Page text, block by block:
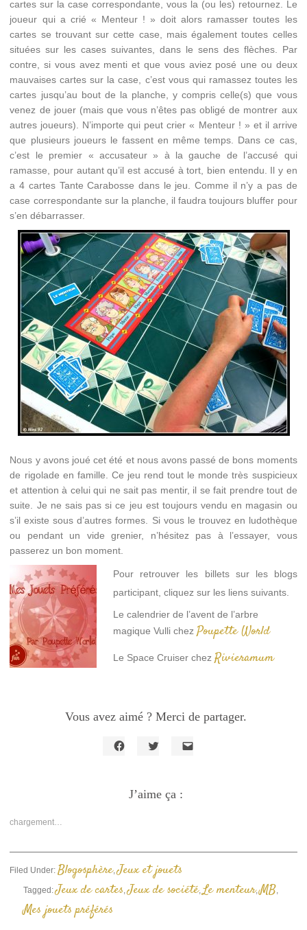
cartes sur la case correspondante, vous la (ou les) retournez. Le
joueur qui a crié « Menteur ! » doit alors ramasser toutes les
cartes se trouvant sur cette case, mais également toutes celles
situées sur les cases suivantes, dans le sens des flèches. Par
contre, si vous avez menti et que vous aviez posé une ou deux
mauvaises cartes sur la case, c’est vous qui ramassez toutes les
cartes jusqu’au bout de la planche, y compris celle(s) que vous
venez de jouer (mais que vous n’êtes pas obligé de montrer aux
autres joueurs). N’importe qui peut crier « Menteur ! » et il arrive
que plusieurs joueurs le fassent en même temps. Dans ce cas,
c’est le premier « accusateur » à la gauche de l’accusé qui
ramasse, pour autant qu’il est accusé à tort, bien entendu. Il y en
a 4 cartes Tante Carabosse dans le jeu. Comme il n’y a pas de
case correspondante sur la planche, il faudra toujours bluffer pour
s’en débarrasser.
Nous y avons joué cet été et nous avons passé de bons moments
de rigolade en famille. Ce jeu rend tout le monde très suspicieux
et attention à celui qui ne sait pas mentir, il se fait prendre tout de
suite. Je ne sais pas si ce jeu est toujours vendu en magasin ou
s’il existe sous d’autres formes. Si vous le trouvez en ludothèque
ou pendant un vide grenier, n’hésitez pas à l’essayer, vous
passerez un bon moment.
Pour retrouver les billets sur les blogs
participant, cliquez sur les liens suivants.
Le calendrier de l’avent de l’arbre
magique Vulli chezPoupette World
Le Space Cruiser chezRivieramum
Vous avez aimé ? Merci de partager.
Facebook(ouvre
dans
Twitter(ouvre
dans
dans
fenêtre)
J’aime ça :
chargement…
Filed Under:Blogosphère,Jeux et jouets
Tagged:Jeux de cartes,Jeux de société,Le menteur,MB,
Mes jouets préférés